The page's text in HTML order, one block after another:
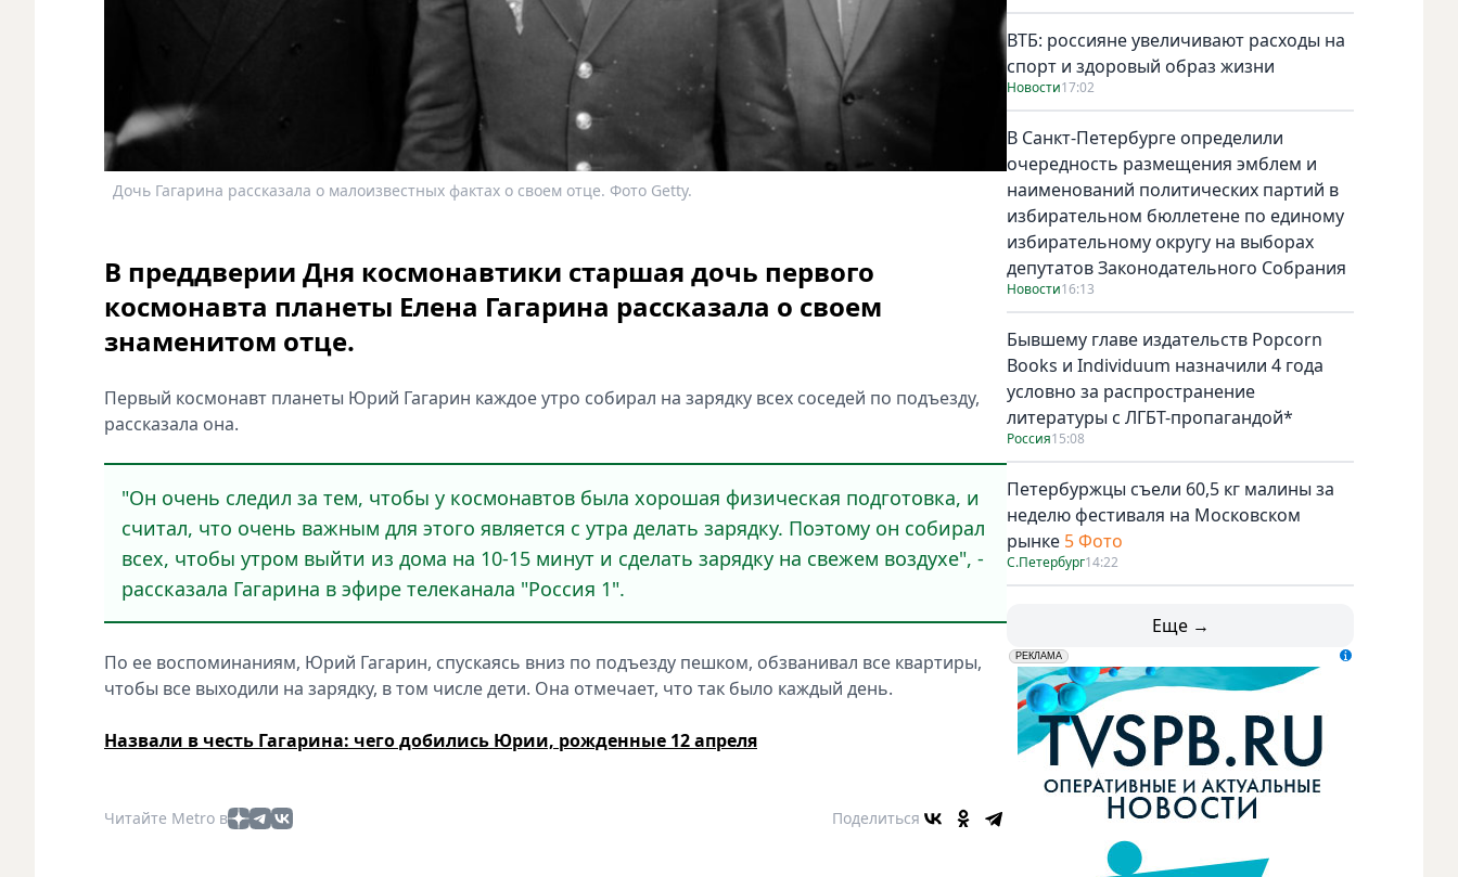
Дочь Гагарина рассказала о малоизвестных фактах о своем отце. Фото Getty.
В преддверии Дня космонавтики старшая дочь первого
космонавта планеты Елена Гагарина рассказала о своем
знаменитом отце.
Первый космонавт планеты Юрий Гагарин каждое утро собирал на зарядку всех соседей по подъезду,
рассказала она.
"Он очень следил за тем, чтобы у космонавтов была хорошая физическая подготовка, и
считал, что очень важным для этого является с утра делать зарядку. Поэтому он собирал
всех, чтобы утром выйти из дома на 10-15 минут и сделать зарядку на свежем воздухе", -
рассказала Гагарина в эфире телеканала "Россия 1".
По ее воспоминаниям, Юрий Гагарин, спускаясь вниз по подъезду пешком, обзванивал все квартиры,
чтобы все выходили на зарядку, в том числе дети. Она отмечает, что так было каждый день.
Назвали в честь Гагарина: чего добились Юрии, рожденные 12 апреля
Читайте Metro в Поделиться
ВТБ: россияне увеличивают расходы на
спорт и здоровый образ жизни
Новости17:02
В Санкт-Петербурге определили
очередность размещения эмблем и
наименований политических партий в
избирательном бюллетене по единому
избирательному округу на выборах
депутатов Законодательного Собрания
Новости16:13
Бывшему главе издательств Popcorn
Books и Individuum назначили 4 года
условно за распространение
литературы с ЛГБТ-пропагандой*
Россия15:08
Петербуржцы съели 60,5 кг малины за
неделю фестиваля на Московском
рынке 5 Фото
С.Петербург14:22
Еще →
erid: LdtCK5udn
РЕКЛАМА
АО "ГАТР", ИНН: 7841320717